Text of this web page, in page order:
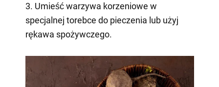
3. Umieść warzywa korzeniowe w
specjalnej torebce do pieczenia lub użyj
rękawa spożywczego.